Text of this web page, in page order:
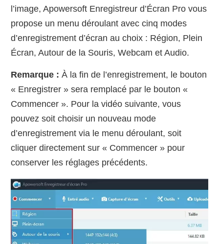
l’image, Apowersoft Enregistreur d’Écran Pro vous
propose un menu déroulant avec cinq modes
d’enregistrement d’écran au choix : Région, Plein
Écran, Autour de la Souris, Webcam et Audio.
Remarque : À la fin de l’enregistrement, le bouton
« Enregistrer » sera remplacé par le bouton «
Commencer ». Pour la vidéo suivante, vous
pouvez soit choisir un nouveau mode
d’enregistrement via le menu déroulant, soit
cliquer directement sur « Commencer » pour
conserver les réglages précédents.